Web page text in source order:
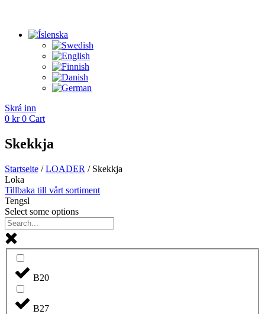
Skrá inn
0 kr 0 Cart
Skekkja
Startseite /LOADER / Skekkja
Loka
Tillbaka till vårt sortiment
Tengsl
Select some options
B20
B27